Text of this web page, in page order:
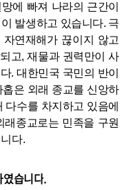
에 빠져 나라의 근간이
발생하고 있습니다. 극
연재해가 끊이지 않고
고,재물과 권력만이 사
.대한민국 국민의 반이
은 외래 종교를 신앙하
다수를 차지하고 있음에
종교로는 민족을 구원
다.
였습니다.